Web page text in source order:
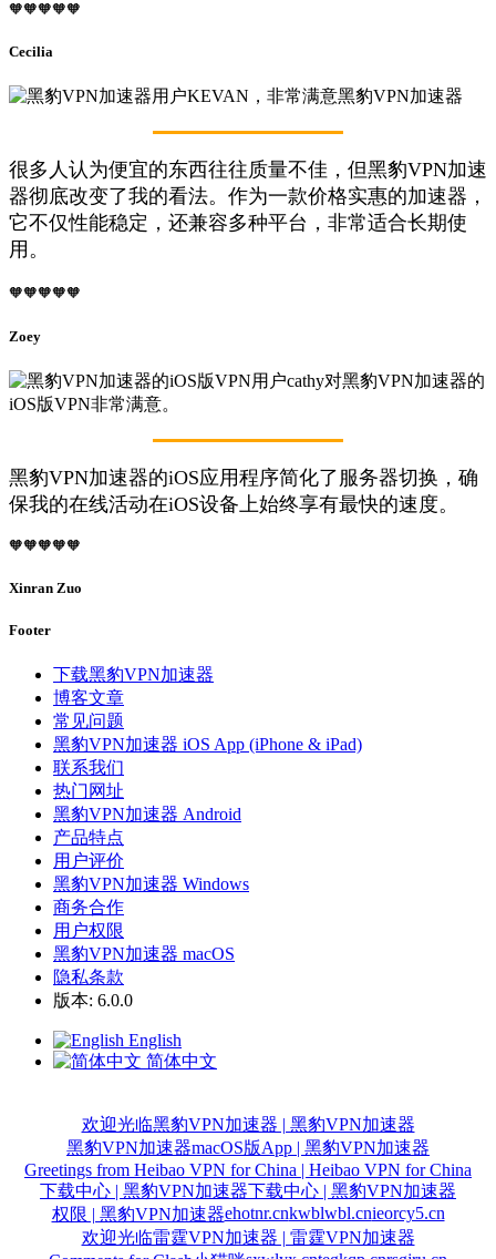
🧡🧡🧡🧡🧡
Cecilia
很多人认为便宜的东西往往质量不佳，但黑豹VPN加速
器彻底改变了我的看法。作为一款价格实惠的加速器，
它不仅性能稳定，还兼容多种平台，非常适合长期使
用。
🧡🧡🧡🧡🧡
Zoey
黑豹VPN加速器的iOS应用程序简化了服务器切换，确
保我的在线活动在iOS设备上始终享有最快的速度。
🧡🧡🧡🧡🧡
Xinran Zuo
Footer
下载黑豹VPN加速器
博客文章
常见问题
黑豹VPN加速器 iOS App (iPhone & iPad)
联系我们
热门网址
黑豹VPN加速器 Android
产品特点
用户评价
黑豹VPN加速器 Windows
商务合作
用户权限
黑豹VPN加速器 macOS
隐私条款
版本: 6.0.0
English
简体中文
欢迎光临黑豹VPN加速器 | 黑豹VPN加速器
黑豹VPN加速器macOS版App | 黑豹VPN加速器
Greetings from Heibao VPN for China | Heibao VPN for China
下载中心 | 黑豹VPN加速器下载中心 | 黑豹VPN加速器
权限 | 黑豹VPN加速器ehotnr.cnkwblwbl.cnieorcy5.cn
欢迎光临雷霆VPN加速器 | 雷霆VPN加速器